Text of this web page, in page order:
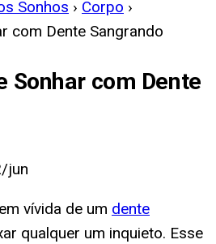
Sonhos › Corpo ›
com Dente Sangrando
Sonhar com Dente
jun
vívida de um dente
qualquer um inquieto. Esse